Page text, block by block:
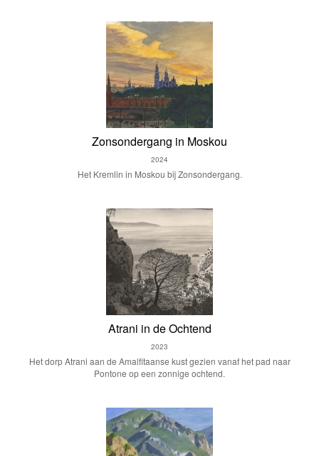
Zonsondergang in Moskou
2024
Het Kremlin in Moskou bij Zonsondergang.
Atrani in de Ochtend
2023
Het dorp Atrani aan de Amalfitaanse kust gezien vanaf het pad naar
Pontone op een zonnige ochtend.